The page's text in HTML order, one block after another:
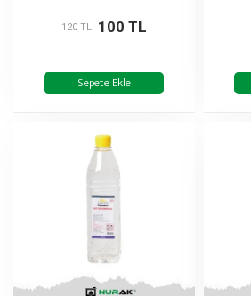
100 TL
120 TL
Sepete Ekle